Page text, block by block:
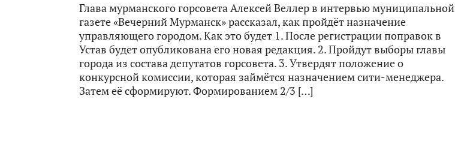
Глава мурманского горсовета Алексей Веллер в интервью муниципальной
газете «Вечерний Мурманск» рассказал, как пройдёт назначение
управляющего городом. Как это будет 1. После регистрации поправок в
Устав будет опубликована его новая редакция. 2. Пройдут выборы главы
города из состава депутатов горсовета. 3. Утвердят положение о
конкурсной комиссии, которая займётся назначением сити-менеджера.
Затем её сформируют. Формированием 2/3 […]